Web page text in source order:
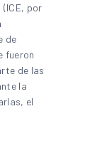
por
de
fueron
de las
la
el